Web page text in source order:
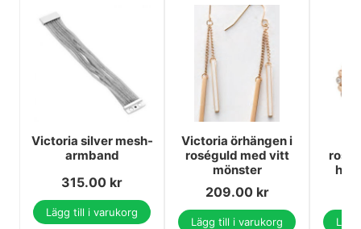
Victoria silver mesh-
armband
315.00 kr
Lägg till i varukorg
Victoria örhängen i
roséguld med vitt
mönster
209.00 kr
Lägg till i varukorg